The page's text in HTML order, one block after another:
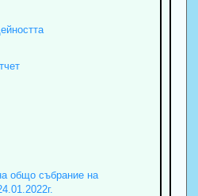
общо събрание на